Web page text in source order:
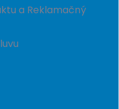
a Reklamačný